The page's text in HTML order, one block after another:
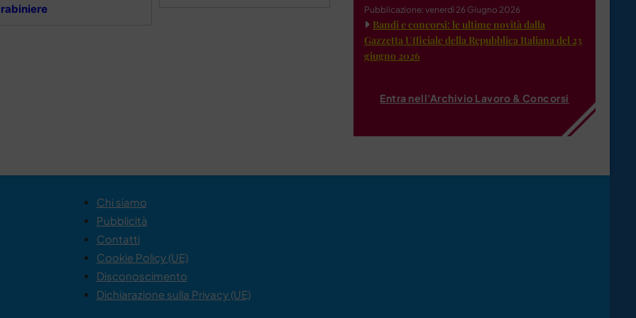
Pubblicazione: venerdì 26 Giugno 2026
Bandi e concorsi: le ultime novità dalla
Gazzetta Ufficiale della Repubblica Italiana del 23
giugno 2026
Entra nell'Archivio Lavoro & Concorsi
Chi siamo
Pubblicità
Contatti
Cookie Policy (UE)
Disconoscimento
Dichiarazione sulla Privacy (UE)